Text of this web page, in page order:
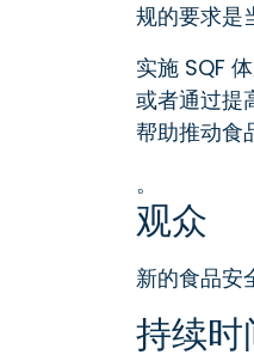
规的要求是
实施 SQF
或者通过提
帮助推动食
。
观众
新的食品安
持续时